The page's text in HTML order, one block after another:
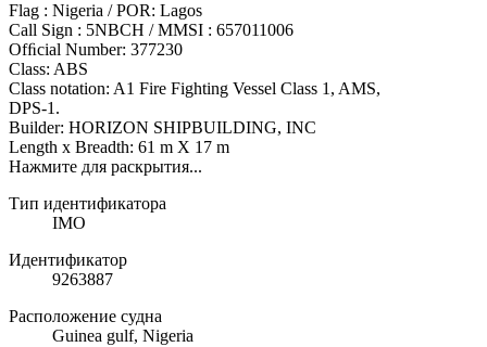
Flag : Nigeria / POR: Lagos
Call Sign : 5NBCH / MMSI : 657011006
Ofﬁcial Number: 377230
Class: ABS
Class notation: A1 Fire Fighting Vessel Class 1, AMS,
DPS-1.
Builder: HORIZON SHIPBUILDING, INC
Length x Breadth: 61 m X 17 m
Нажмите для раскрытия...
Тип идентификатора
IMO
Идентификатор
9263887
Расположение судна
Guinea gulf, Nigeria